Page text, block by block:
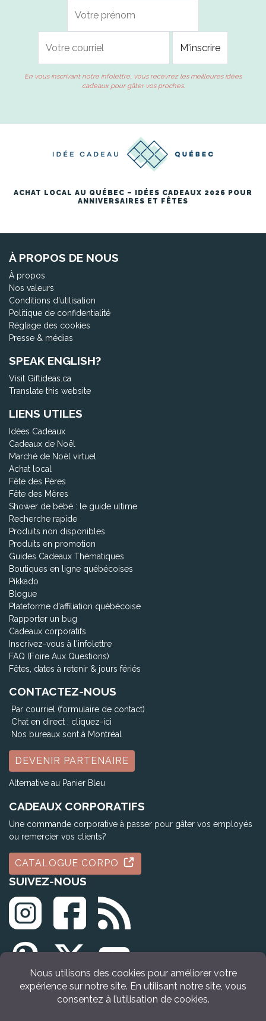
En vous inscrivant notre infolettre, vous recevrez les meilleures idées
cadeaux pour gâter vos proches.
ACHAT LOCAL AU QUÉBEC – IDÉES CADEAUX 2026 POUR
ANNIVERSAIRES ET FÊTES
À PROPOS DE NOUS
À propos
Nos valeurs
Conditions d'utilisation
Politique de confidentialité
Réglage des cookies
Presse & médias
SPEAK ENGLISH?
Visit Giftideas.ca
Translate this website
LIENS UTILES
Idées Cadeaux
Cadeaux de Noël
Marché de Noël virtuel
Achat local
Fête des Pères
Fête des Mères
Shower de bébé : le guide ultime
Recherche rapide
Produits non disponibles
Produits en promotion
Guides Cadeaux Thématiques
Boutiques en ligne québécoises
Pikkado
Blogue
Plateforme d'affiliation québécoise
Rapporter un bug
Cadeaux corporatifs
Inscrivez-vous à l'infolettre
FAQ (Foire Aux Questions)
Fêtes, dates à retenir & jours fériés
CONTACTEZ-NOUS
Par courriel (formulaire de contact)
Chat en direct : cliquez-ici
Nos bureaux sont à Montréal
DEVENIR PARTENAIRE
Alternative au Panier Bleu
CADEAUX CORPORATIFS
Une commande corporative à passer pour gâter vos employés
ou remercier vos clients?
CATALOGUE CORPO
SUIVEZ-NOUS